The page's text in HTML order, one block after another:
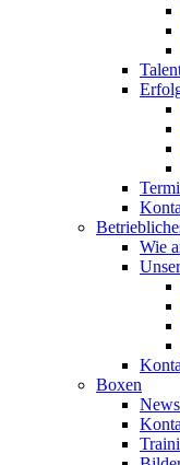
Wie
Boxen